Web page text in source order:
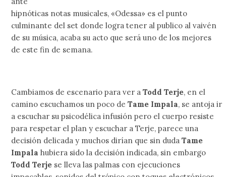
hipnóticas notas musicales, «Odessa» es el punto
culminante del set donde logra tener al publico al vaivén
de su música, acaba su acto que será uno de los mejores
de este fin de semana.
Cambiamos de escenario para ver aTodd Terje, en el
camino escuchamos un poco deTame Impala, se antoja ir
a escuchar su psicodélica infusión pero el cuerpo resiste
para respetar el plan y escuchar a Terje, parece una
decisión delicada y muchos dirían que sin dudaTame
Impala hubiera sido la decisión indicada, sin embargo
Todd Terje se lleva las palmas con ejecuciones